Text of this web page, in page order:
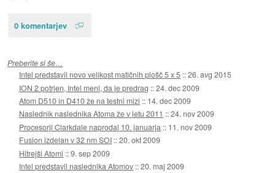
0 komentarjev
Preberite si še…
Intel predstavil novo velikost matičnih plošč 5 x 5 ::26. avg 2015
ION 2 potrjen, Intel meni, da je predrag ::24. dec 2009
Atom D510 in D410 že na testni mizi :: 14. dec 2009
Naslednik naslednika Atoma že v letu 2011 ::24. nov 2009
Procesorji Clarkdale naprodaj 10. januarja :: 11. nov 2009
Fusion izdelan v 32 nm SOI ::20. okt 2009
Hitrejši Atomi ::9. sep 2009
Intel predstavil naslednika Atomov ::20. maj 2009